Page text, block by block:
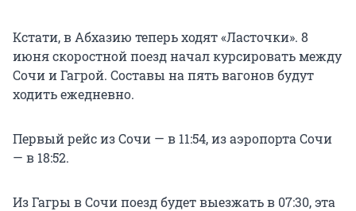
Кстати, в Абхазию теперь ходят «Ласточки». 8
июня скоростной поезд начал курсировать между
Сочи и Гагрой. Составы на пять вагонов будут
ходить ежедневно.
Первый рейс из Сочи — в 11:54, из аэропорта Сочи
— в 18:52.
Из Гагры в Сочи поезд будет выезжать в 07:30, эта